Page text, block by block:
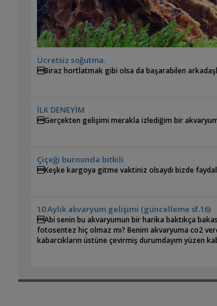
Ücretsiz soğutma.
Biraz hortlatmak gibi olsa da başarabilen
İLK DENEYİM
Gerçekten gelişimi merakla izlediğim bir
Çiçeği burnunda bitkili
Keşke kargoya gitme vaktiniz olsaydı bizde
10 Aylık akvaryum gelişimi (güncelleme sf.16)
Abi senin bu akvaryumun bir harika baktıkça
fotosentez hiç olmaz mı? Benim akvaryuma co2
kabarcıkların üstüne çevirmiş durumdayım yüzen